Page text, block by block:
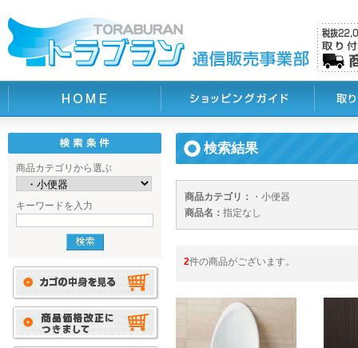
商品カテゴリから選ぶ
キーワードを入力
検索結果
商品カテゴリ：
・小便器
商品名： 指定なし
2件の商品がございます。